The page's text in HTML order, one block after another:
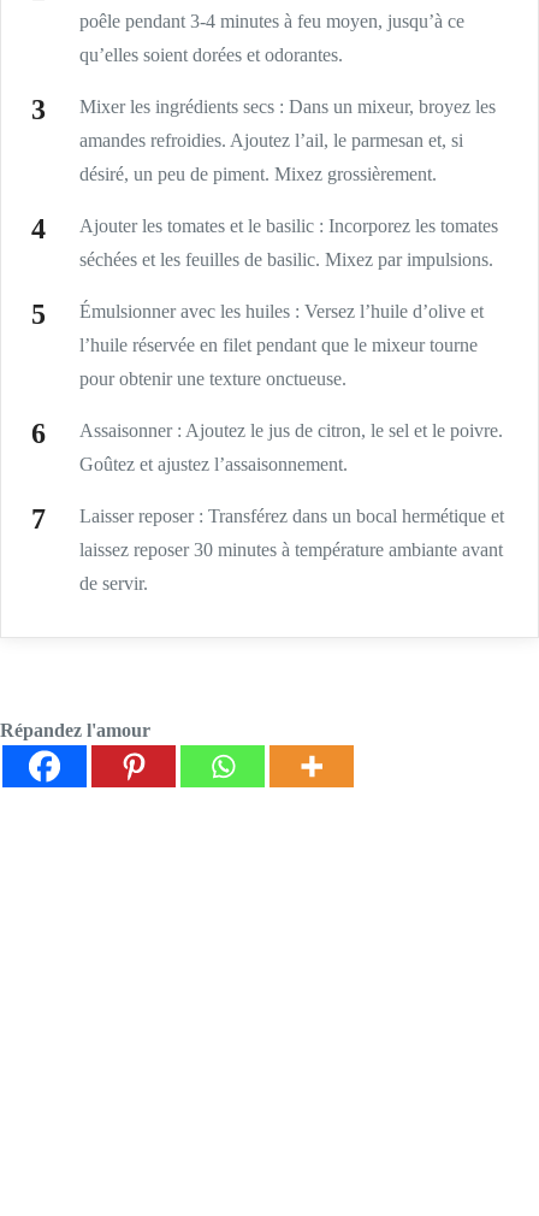
poêle pendant 3-4 minutes à feu moyen, jusqu’à ce
qu’elles soient dorées et odorantes.
Mixer les ingrédients secs : Dans un mixeur, broyez les
amandes refroidies. Ajoutez l’ail, le parmesan et, si
désiré, un peu de piment. Mixez grossièrement.
Ajouter les tomates et le basilic : Incorporez les tomates
séchées et les feuilles de basilic. Mixez par impulsions.
Émulsionner avec les huiles : Versez l’huile d’olive et
l’huile réservée en filet pendant que le mixeur tourne
pour obtenir une texture onctueuse.
Assaisonner : Ajoutez le jus de citron, le sel et le poivre.
Goûtez et ajustez l’assaisonnement.
Laisser reposer : Transférez dans un bocal hermétique et
laissez reposer 30 minutes à température ambiante avant
de servir.
Répandez l'amour